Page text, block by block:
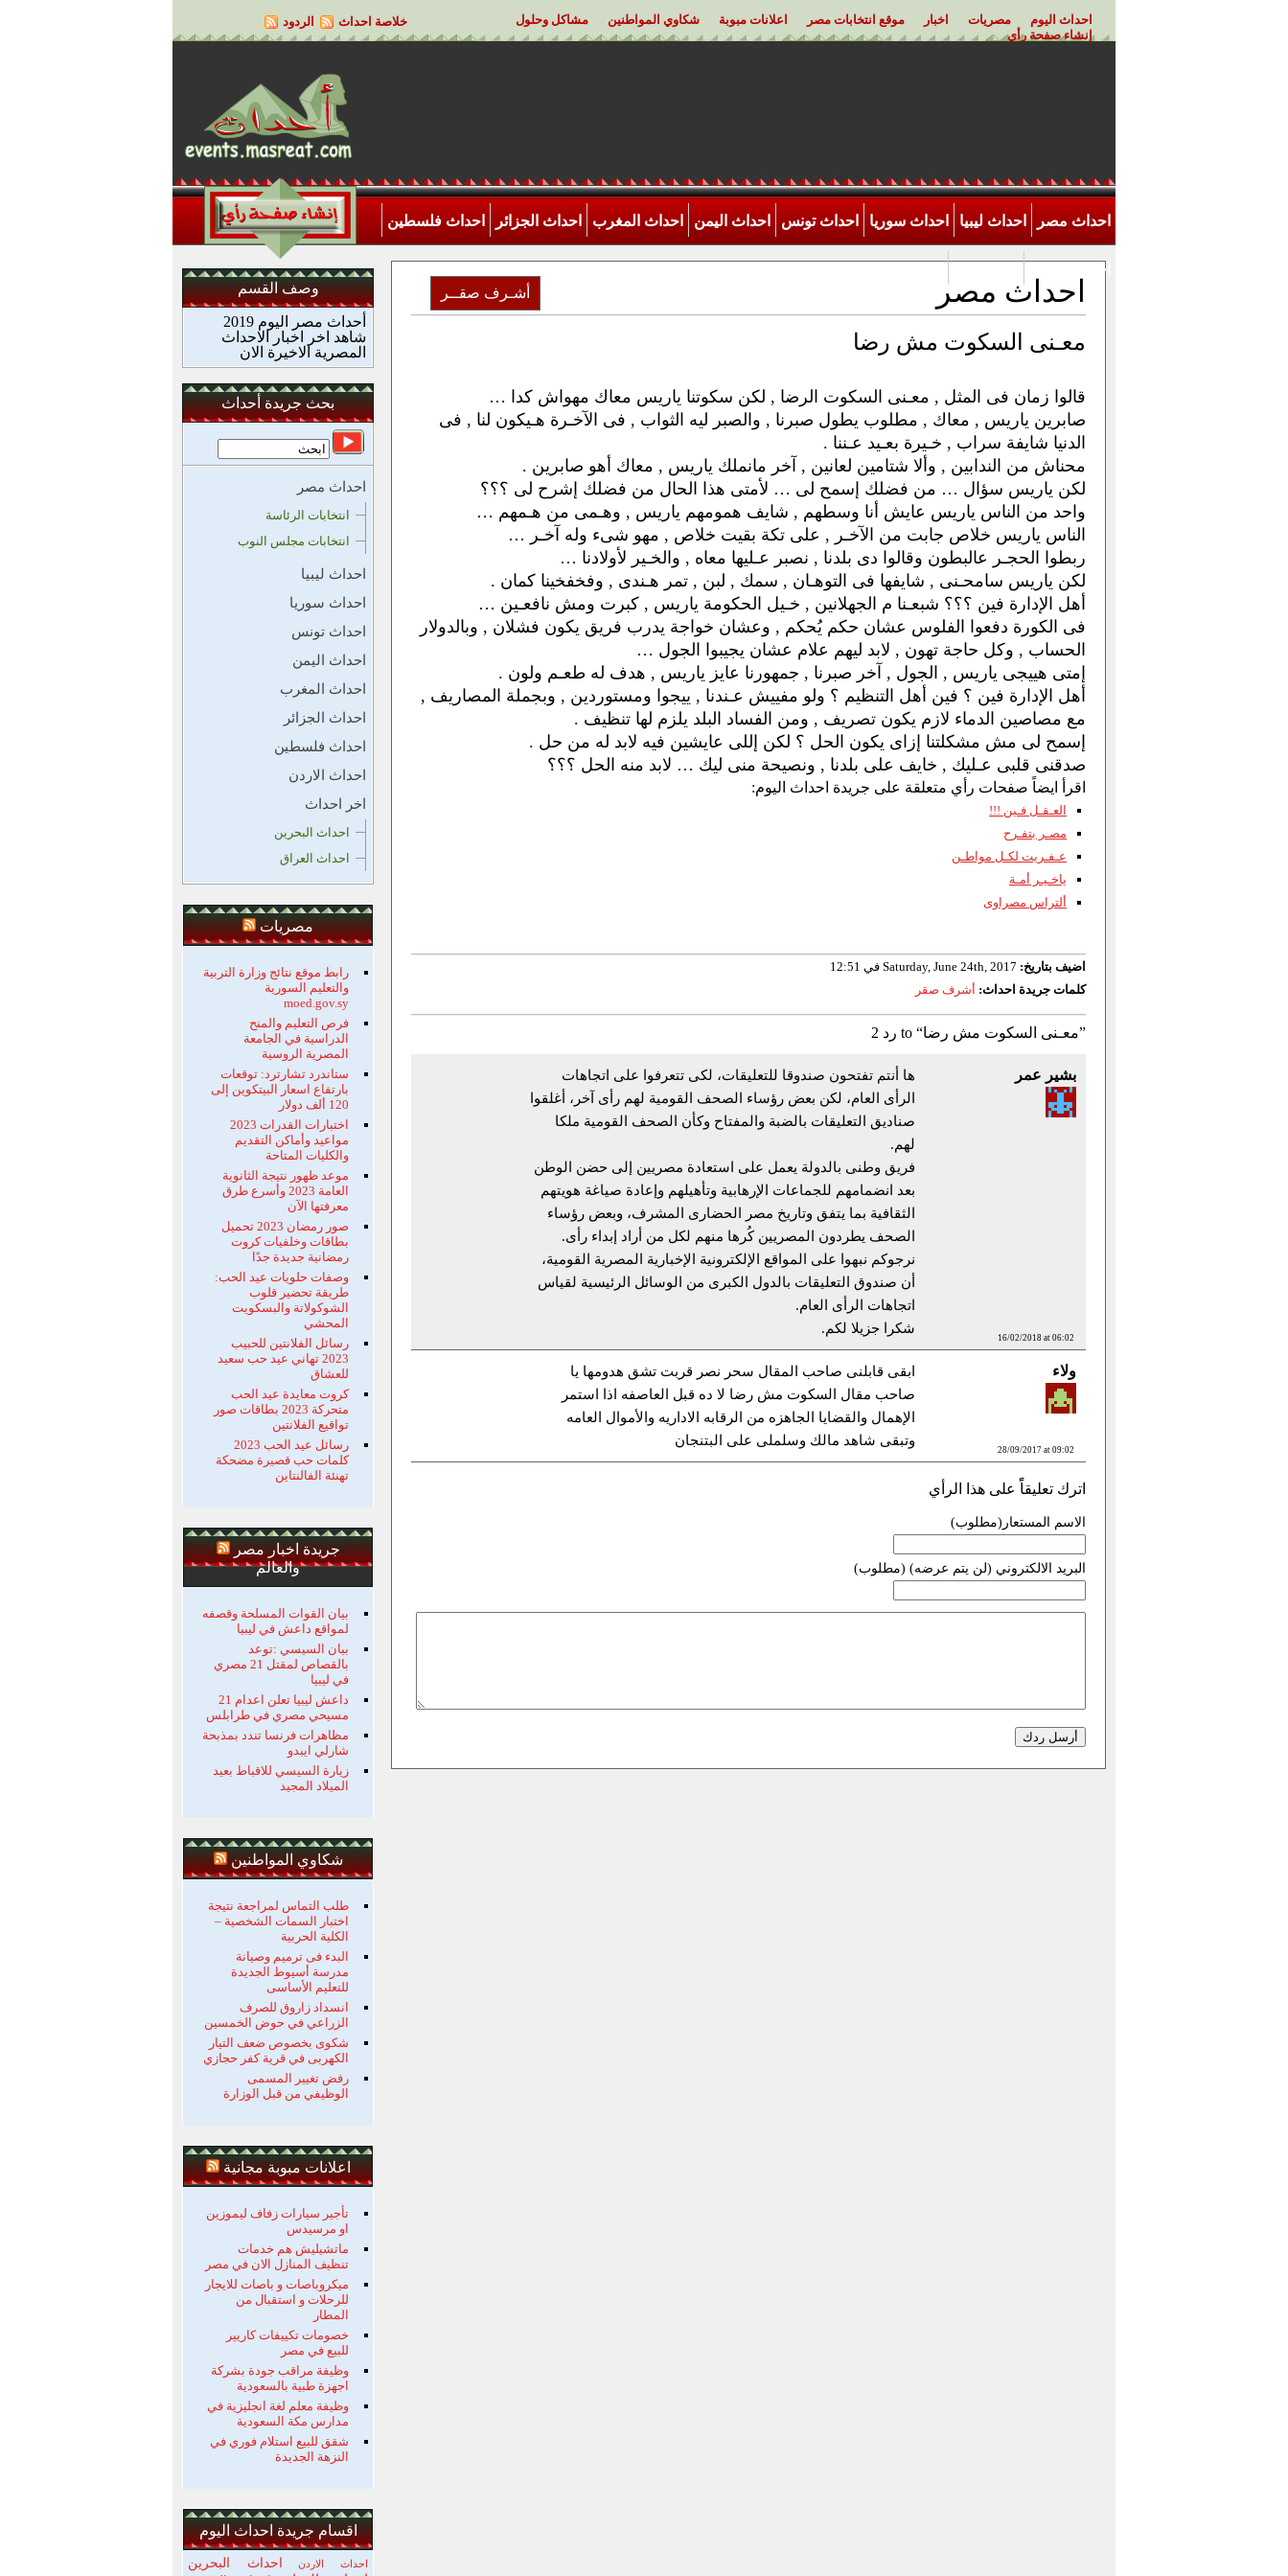
احداث اليوم مصريات اخبار موقع انتخابات مصر اعلانات مبوبة شكاوي المواطنين
مشاكل وحلول
إنشاء صفحة رأي
خلاصة احداث الردود
احداث مصر احداث ليبيا احداث سوريا احداث تونس احداث اليمن احداث المغرب احداث الجزائر احداث فلسطين
احداث الاردن
أشـرف صقــر
احداث مصر
معـنى السكوت مش رضا
قالوا زمان فى المثل , معـنى السكوت الرضا , لكن سكوتنا ياريس معاك مهواش كدا …
صابرين ياريس , معاك , مطلوب يطول صبرنا , والصبر ليه الثواب , فى الآخـرة هـيكون لنا , فى
الدنيا شايفة سراب , خـيرة بعـيد عـننا .
محناش من الندابين , وألا شتامين لعانين , آخر مانملك ياريس , معاك أهو صابرين .
لكن ياريس سؤال … من فضلك إسمح لى … لأمتى هذا الحال من فضلك إشرح لى ؟؟؟
واحد من الناس ياريس عايش أنا وسطهم , شايف همومهم ياريس , وهـمى من هـمهم …
الناس ياريس خلاص جابت من الآخـر , على تكة بقيت خلاص , مهو شىء وله آخـر …
ربطوا الحجـر عالبطون وقالوا دى بلدنا , نصبر عـليها معاه , والخـير لأولادنا …
لكن ياريس سامحـنى , شايفها فى التوهـان , سمك , لبن , تمر هـندى , وفخفخينا كمان .
أهل الإدارة فين ؟؟؟ شبعـنا م الجهلانين , خـيل الحكومة ياريس , كبرت ومش نافعـين …
فى الكورة دفعوا الفلوس عشان حكم يُحكم , وعشان خواجة يدرب فريق يكون فشلان , وبالدولار
الحساب , وكل حاجة تهون , لابد ليهم علام عشان يجيبوا الجول …
إمتى هييجى ياريس , الجول , آخر صبرنا , جمهورنا عايز ياريس , هدف له طعـم ولون .
أهل الإدارة فين ؟ فين أهل التنظيم ؟ ولو مفييش عـندنا , ييجوا ومستوردين , وبجملة المصاريف ,
مع مصاصين الدماء لازم يكون تصريف , ومن الفساد البلد يلزم لها تنظيف .
إسمح لى مش مشكلتنا إزاى يكون الحل ؟ لكن إللى عايشين فيه لابد له من حل .
صدقنى قلبى عـليك , خايف على بلدنا , ونصيحة منى ليك … لابد منه الحل ؟؟؟
اقرأ ايضاً صفحات رأي متعلقة على جريدة احداث اليوم:
العـقـل فـين !!!
مصـر بتفـرح
عـفـريت لكـل مواطـن
ياخـيـر أمـة
ألتراس مصراوى
اضيف بتاريخ:
كلمات جريدة احداث: أشرف صقر
2 رد to “معـنى السكوت مش رضا”
بشير عمر
16/02/2018 at 06:02
ها أنتم تفتحون صندوقا للتعليقات، لكى تتعرفوا على اتجاهات
الرأى العام، لكن بعض رؤساء الصحف القومية لهم رأى آخر، أغلقوا
صناديق التعليقات بالضبة والمفتاح وكأن الصحف القومية ملكا
لهم.
فريق وطنى بالدولة يعمل على استعادة مصريين إلى حضن الوطن
بعد انضمامهم للجماعات الإرهابية وتأهيلهم وإعادة صياغة هويتهم
الثقافية بما يتفق وتاريخ مصر الحضارى المشرف، وبعض رؤساء
الصحف يطردون المصريين كُرها منهم لكل من أراد إبداء رأى.
نرجوكم نبهوا على المواقع الإلكترونية الإخبارية المصرية القومية،
أن صندوق التعليقات بالدول الكبرى من الوسائل الرئيسية لقياس
اتجاهات الرأى العام.
شكرا جزيلا لكم.
ولاء
28/09/2017 at 09:02
ابقى قابلنى صاحب المقال سحر نصر قربت تشق هدومها يا
صاحب مقال السكوت مش رضا لا ده قبل العاصفه اذا استمر
الإهمال والقضايا الجاهزه من الرقابه الاداريه والأموال العامه
وتبقى شاهد مالك وسلملى على البتنجان
اترك تعليقاًً على هذا الرأي
الاسم المستعار(مطلوب)
البريد الالكتروني (لن يتم عرضه) (مطلوب)
وصف القسم
أحداث مصر اليوم 2019
شاهد اخر اخبار الاحداث
المصرية الاخيرة الان
بحث جريدة أحداث
احداث مصر
انتخابات الرئاسة
انتخابات مجلس النوب
احداث ليبيا
احداث سوريا
احداث تونس
احداث اليمن
احداث المغرب
احداث الجزائر
احداث فلسطين
احداث الاردن
اخر احداث
احداث البحرين
احداث العراق
مصريات
رابط موقع نتائج وزارة التربية
والتعليم السورية
moed.gov.sy
فرص التعليم والمنح
الدراسية في الجامعة
المصرية الروسية
ستاندرد تشارترد: توقعات
بارتفاع اسعار البيتكوين إلى
120 ألف دولار
اختبارات القدرات 2023
مواعيد وأماكن التقديم
والكليات المتاحة
موعد ظهور نتيجة الثانوية
العامة 2023 وأسرع طرق
معرفتها الآن
صور رمضان 2023 تحميل
بطاقات وخلفيات كروت
رمضانية جديدة جدًا
وصفات حلويات عيد الحب:
طريقة تحضير قلوب
الشوكولاتة والبسكويت
المحشي
رسائل الفلانتين للحبيب
2023 تهاني عيد حب سعيد
للعشاق
كروت معايدة عيد الحب
متحركة 2023 بطاقات صور
تواقيع الفلانتين
رسائل عيد الحب 2023
كلمات حب قصيرة مضحكة
تهنئة الفالنتاين
جريدة اخبار مصر
والعالم
بيان القوات المسلحة وقصفه
لمواقع داعش في ليبيا
بيان السيسي :توعد
بالقصاص لمقتل 21 مصري
في ليبيا
داعش ليبيا تعلن اعدام 21
مسيحي مصري في طرابلس
مظاهرات فرنسا تندد بمذبحة
شارلي ايبدو
زيارة السيسي للاقباط بعيد
الميلاد المجيد
شكاوي المواطنين
طلب التماس لمراجعة نتيجة
اختبار السمات الشخصية –
الكلية الحربية
البدء فى ترميم وصيانة
مدرسة أسيوط الجديدة
للتعليم الأساسى
انسداد زاروق للصرف
الزراعي في حوض الخمسين
شكوى بخصوص ضعف التيار
الكهربى في قرية كفر حجازي
رفض تغيير المسمى
الوظيفي من قبل الوزارة
اعلانات مبوبة مجانية
تأجير سيارات زفاف ليموزين
او مرسيدس
ماتشيليش هم خدمات
تنظيف المنازل الان في مصر
ميكروباصات و باصات للايجار
للرحلات و استقبال من
المطار
خصومات تكييفات كاريير
للبيع في مصر
وظيفة مراقب جودة بشركة
اجهزة طبية بالسعودية
وظيفة معلم لغة انجليزية في
مدارس مكة السعودية
شقق للبيع استلام فوري في
النزهة الجديدة
اقسام جريدة احداث اليوم
احداث الاردن احداث البحرين